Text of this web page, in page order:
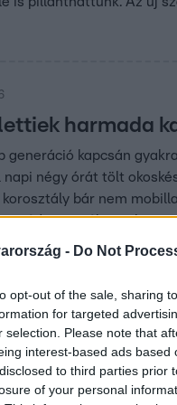
- Do Not
opt-out of the sale, sharing
for targeted
selection. Please note that
interest-based ads
to third parties prior
of your personal
harmada
generáció kapcsán
napi négy órát tölt
bár nem
média veszélyeinek,
internetes csalások
a putyini
már a
hogy Zsákos Frodó